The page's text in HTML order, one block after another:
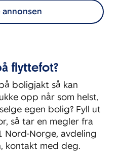
BRA-i:
5
Soverom:
1
annonsen
flyttefot?
boligjakt så kan
opp når som helst,
egen bolig? Fyll ut
så tar en megler fra
Nord-Norge, avdeling
kontakt med deg.